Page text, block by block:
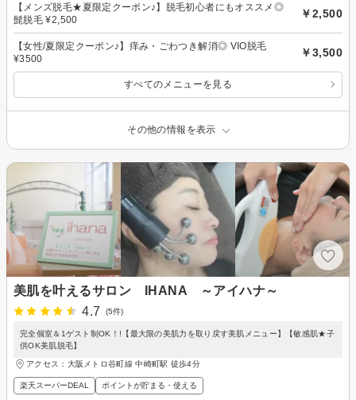
【メンズ脱毛★夏限定クーポン♪】脱毛初心者にもオススメ◎
髭脱毛 ¥2,500
￥2,500
【女性/夏限定クーポン♪】痒み・ごわつき解消◎ VIO脱毛
¥3500
￥3,500
すべてのメニューを見る
その他の情報を表示
美肌を叶えるサロン IHANA ～アイハナ～
4.7
(5件)
完全個室＆1ゲスト制OK！!【最大限の美肌力を取り戻す美肌メニュー】【敏感肌★子
供OK美肌脱毛】
アクセス：大阪メトロ谷町線 中崎町駅 徒歩4分
楽天スーパーDEAL ポイントが貯まる・使える